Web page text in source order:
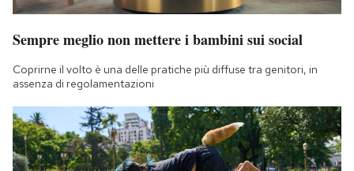
Sempre meglio non mettere i bambini sui social
Coprirne il volto è una delle pratiche più diffuse tra genitori, in
assenza di regolamentazioni